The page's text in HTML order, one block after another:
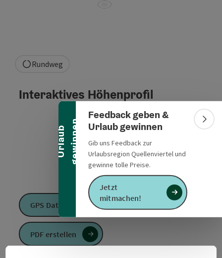
U
r
l
a
u
b
g
e
w
i
n
n
e n
Banner einklappen
Feedback geben &
Urlaub gewinnen
Gib uns Feedback zur
Urlaubsregion Quellenviertel und
gewinne tolle Preise.
Jetzt
mitmachen!
Rundweg
Interaktives Höhenprofil
GPS Daten downloaden
PDF erstellen